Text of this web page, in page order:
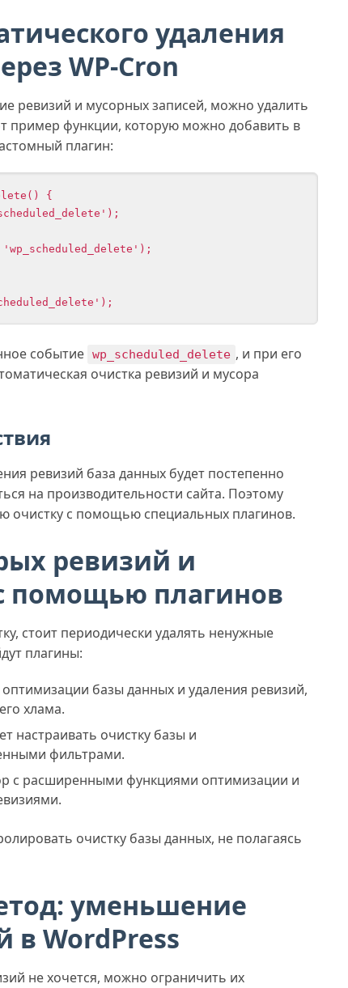
удаления
WP-Cron
ревизий и мусорных записей, можно удалить
пример функции, которую можно добавить в
плагин:
{
событие wp_scheduled_delete , и при его
очистка ревизий и мусора
ревизий база данных будет постепенно
на производительности сайта. Поэтому
очистку с помощью специальных плагинов.
ревизий и
помощью плагинов
стоит периодически удалять ненужные
плагины:
базы данных и удаления ревизий,
хлама.
настраивать очистку базы и
фильтрами.
с расширенными функциями оптимизации и
очистку базы данных, не полагаясь
уменьшение
в WordPress
не хочется, можно ограничить их